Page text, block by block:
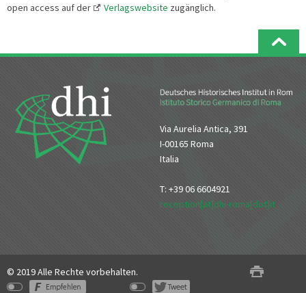
open access auf der
Verlagswebsite zugänglich.
Via Aurelia Antica, 391
I-00165 Roma
Italia
T: +39 06 6604921
reception[at]dhi-roma[dot]it
© 2019 Alle Rechte vorbehalten.